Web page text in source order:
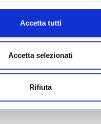
Accetta tutti
Accetta selezionati
Rifiuta
Piana di Lucca
Capannori, S. Leonardo in
Treponzio